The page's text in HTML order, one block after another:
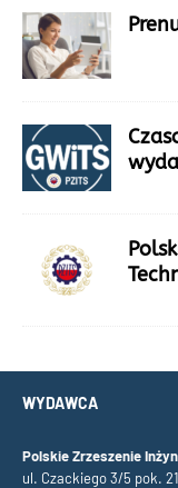
WYDAWCA
Polskie Zrzeszenie
ul. Czackiego 3/5 pok.